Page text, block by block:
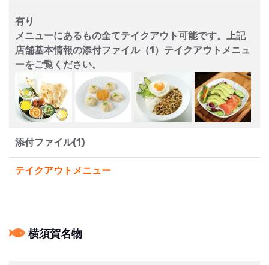
有り
メニューにあるもの全てテイクアウト可能です。上記
店舗基本情報の添付ファイル（1）テイクアウトメニュ
ーをご覧ください。
添付ファイル(1)
テイクアウトメニュー
横須賀名物